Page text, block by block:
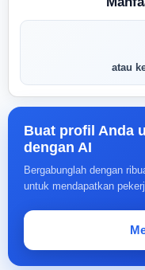
Masuk untuk
AI kami
Anda
Buka Kunci
atau
Buat profil Anda
dengan AI
Bergabunglah dengan
untuk mendapatkan